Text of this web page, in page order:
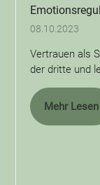
08.10.2023
Vertrauen als
der dritte und
Mehr Lesen